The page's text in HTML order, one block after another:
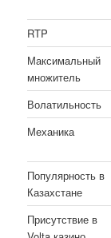
RTP
Максимальный
множитель
Волатильность
Механика
Популярность в
Казахстане
Присутствие в